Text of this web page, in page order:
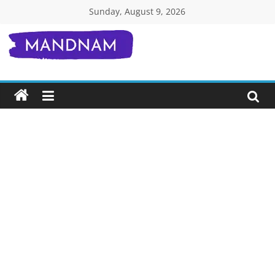
content
Sunday, August 9, 2026
Mandnam.com
जाने
एक-